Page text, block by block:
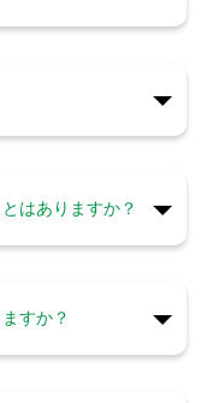
はありますか？
すか？